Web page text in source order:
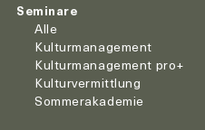
Seminare
Alle
Kulturmanagement
Kulturmanagement pro+
Kulturvermittlung
Sommerakademie